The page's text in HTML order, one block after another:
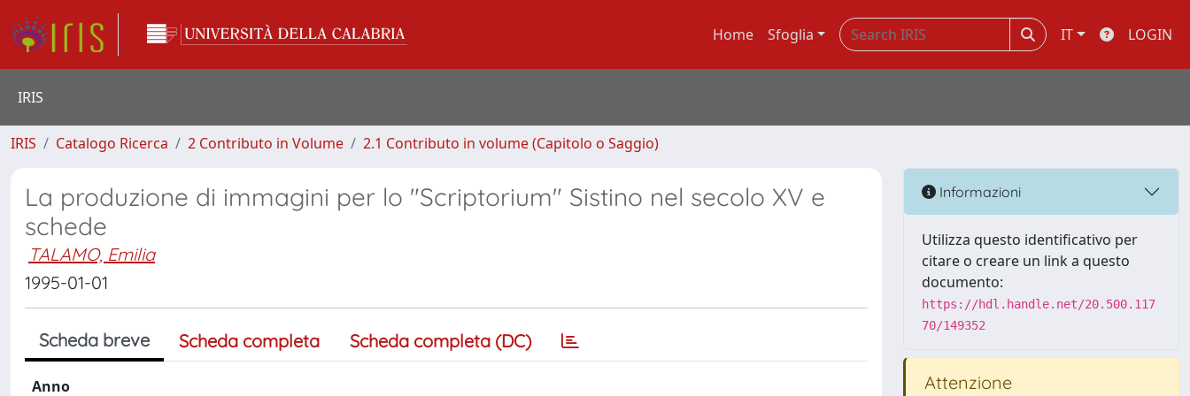
Home Sfoglia IT LOGIN
IRIS
IRIS Catalogo Ricerca 2 Contributo in Volume 2.1 Contributo in volume (Capitolo o Saggio)
La produzione di immagini per lo "Scriptorium" Sistino nel secolo XV e
schede
TALAMO, Emilia
1995-01-01
Scheda breve Scheda completa Scheda completa (DC)
Anno
Informazioni
Utilizza questo identificativo per
citare o creare un link a questo
documento:
https://hdl.handle.net/20.500.117
70/149352
Attenzione